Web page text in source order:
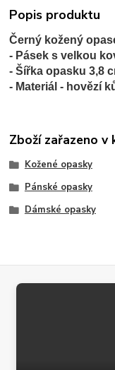
Popis produktu
Černý kožený
- Pásek s velkou
- Šířka opasku 3,8
- Materiál - hovězí
Zboží zařazeno v
Kožené opasky
Pánské opasky
Dámské opasky